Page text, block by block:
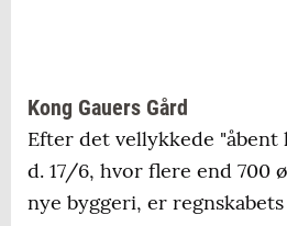
Kong Gauers Gård
Efter det vellykkede "åbent
d. 17/6, hvor flere end 700
nye byggeri, er